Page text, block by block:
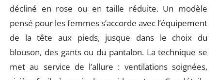
décliné en rose ou en taille réduite. Un modèle
pensé pour les femmes s’accorde avec l’équipement
de la tête aux pieds, jusque dans le choix du
blouson, des gants ou du pantalon. La technique se
met au service de l’allure : ventilations soignées,